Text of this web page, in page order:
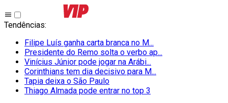
Tendências:
Filipe Luís ganha carta branca no M...
Presidente do Remo solta o verbo ap...
Vinícius Júnior pode jogar na Arábi...
Corinthians tem dia decisivo para M...
Tapia deixa o São Paulo
Thiago Almada pode entrar no top 3